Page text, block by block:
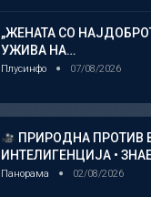
„ЖЕНАТА СО
УЖИВА НА…
Плусинфо 07/08/2026
ПРИРОДНА ПРОТИВ
ИНТЕЛИГЕНЦИЈА •
Панорама 02/08/2026